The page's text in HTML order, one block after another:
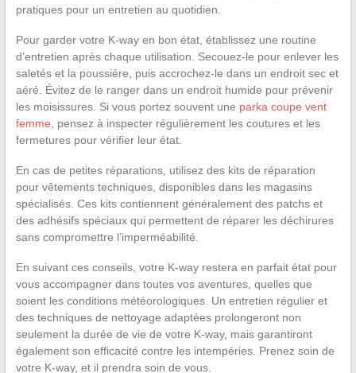
pratiques pour un entretien au quotidien.
Pour garder votre K-way en bon état, établissez une routine
d’entretien après chaque utilisation. Secouez-le pour enlever les
saletés et la poussière, puis accrochez-le dans un endroit sec et
aéré. Évitez de le ranger dans un endroit humide pour prévenir
les moisissures. Si vous portez souvent une parka coupe vent
femme , pensez à inspecter régulièrement les coutures et les
fermetures pour vérifier leur état.
En cas de petites réparations, utilisez des kits de réparation
pour vêtements techniques, disponibles dans les magasins
spécialisés. Ces kits contiennent généralement des patchs et
des adhésifs spéciaux qui permettent de réparer les déchirures
sans compromettre l’imperméabilité.
En suivant ces conseils, votre K-way restera en parfait état pour
vous accompagner dans toutes vos aventures, quelles que
soient les conditions météorologiques. Un entretien régulier et
des techniques de nettoyage adaptées prolongeront non
seulement la durée de vie de votre K-way, mais garantiront
également son efficacité contre les intempéries. Prenez soin de
votre K-way, et il prendra soin de vous.